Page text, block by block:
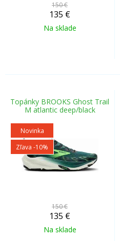
150 €
135 €
Na sklade
Topánky BROOKS Ghost Trail
M atlantic deep/black
Novinka
Zľava -10%
150 €
135 €
Na sklade